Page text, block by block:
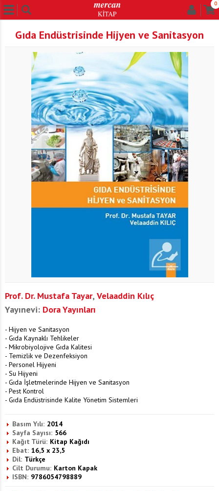
0
Gıda Endüstrisinde Hijyen ve Sanitasyon
Prof. Dr. Mustafa Tayar, Velaaddin Kılıç
Yayınevi: Dora Yayınları
- Hijyen ve Sanitasyon
- Gıda Kaynaklı Tehlikeler
- Mikrobiyolojive Gıda Kalitesi
- Temizlik ve Dezenfeksiyon
- Personel Hijyeni
- Su Hijyeni
- Gıda İşletmelerinde Hijyen ve Sanitasyon
- Pest Kontrol
- Gıda Endüstrisinde Kalite Yönetim Sistemleri
Basım Yılı: 2014
Sayfa Sayısı: 566
Kağıt Türü: Kitap Kağıdı
Ebat: 16,5 x 23,5
Dil: Türkçe
Cilt Durumu: Karton Kapak
ISBN: 9786054798889